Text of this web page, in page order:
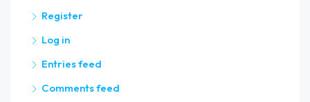
Register
Log in
Entries feed
Comments feed